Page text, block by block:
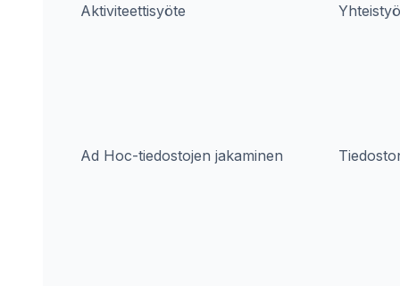
Aktiviteettisyöte
Ad Hoc-tiedostojen jakaminen